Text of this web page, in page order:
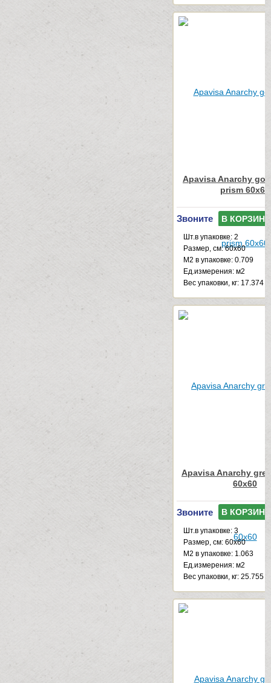
Apavisa Anarchy
prism 60x60
Звоните В КОРЗИНУ
Шт.в упаковке: 2
Размер, см: 60x60
М2 в упаковке: 0.709
Ед.измерения: м2
Веc упаковки, кг: 17.374
Apavisa Anarchy
60x60
Звоните В КОРЗИНУ
Шт.в упаковке: 3
Размер, см: 60x60
М2 в упаковке: 1.063
Ед.измерения: м2
Веc упаковки, кг: 25.755